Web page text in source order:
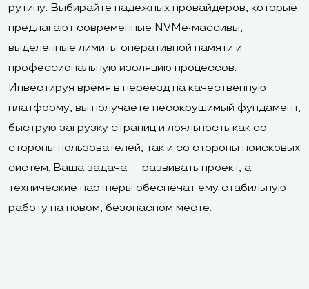
рутину. Выбирайте надежных провайдеров, которые
предлагают современные NVMe-массивы,
выделенные лимиты оперативной памяти и
профессиональную изоляцию процессов.
Инвестируя время в переезд на качественную
платформу, вы получаете несокрушимый фундамент,
быструю загрузку страниц и лояльность как со
стороны пользователей, так и со стороны поисковых
систем. Ваша задача — развивать проект, а
технические партнеры обеспечат ему стабильную
работу на новом, безопасном месте.